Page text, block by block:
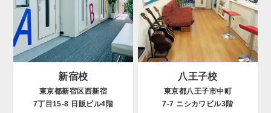
新宿校
東京都新宿区西新宿
7丁目15-8 日販ビル4階
八王子校
東京都八王子市中町
7-7 ニシカワビル3階